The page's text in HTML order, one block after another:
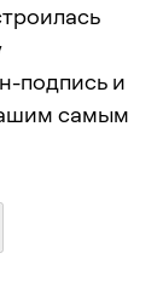
подпись и
самым